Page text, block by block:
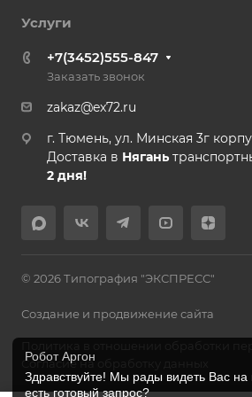
Услуги
+7(3452)555-847
Заказать звонок
zakaz@ex72.ru
г. Тюмень, ул. Минская 3г
Доставка в Нягань
2 дня!
© 2026 Типография "ЭКСПРЕСС"
Создание и продвижение сайта
Политика в отношении обработки
Согласие на обработку данных
Робот Аргон
Здравствуйте! Мы рады видеть Вас
есть готовый запрос?